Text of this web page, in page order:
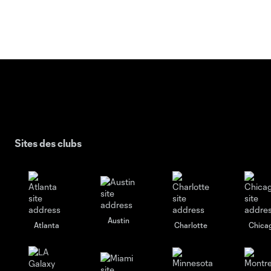
Sites des clubs
Atlanta
Austin
Charlotte